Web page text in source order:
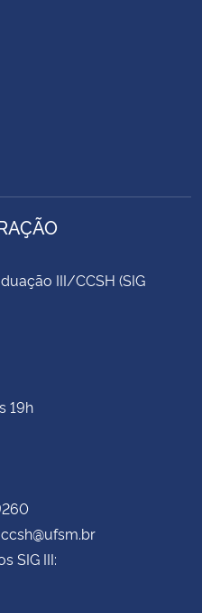
III/CCSH (SIG
19h
SIG III: